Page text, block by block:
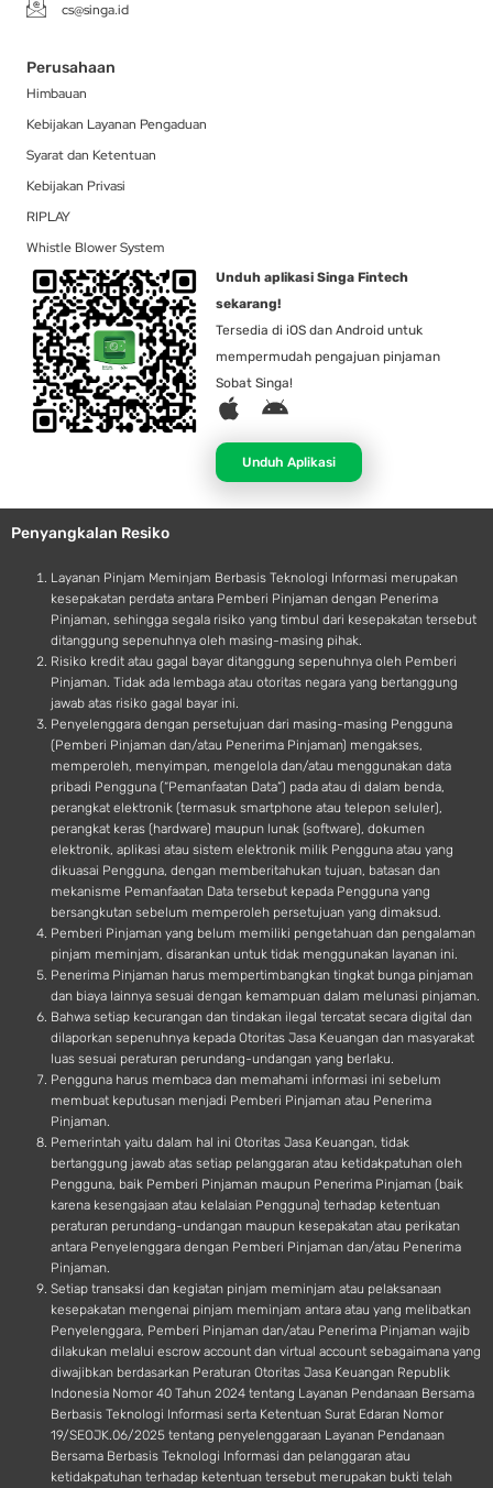
cs@singa.id
Perusahaan
Himbauan
Kebijakan Layanan Pengaduan
Syarat dan Ketentuan
Kebijakan Privasi
RIPLAY
Whistle Blower System
Unduh aplikasi Singa Fintech
sekarang!
Tersedia di iOS dan Android untuk
mempermudah pengajuan pinjaman
Sobat Singa!
A
p
l
e
A
d
r
o
d
Unduh Aplikasi
Penyangkalan Resiko
Layanan Pinjam Meminjam Berbasis Teknologi Informasi merupakan
kesepakatan perdata antara Pemberi Pinjaman dengan Penerima
Pinjaman, sehingga segala risiko yang timbul dari kesepakatan tersebut
ditanggung sepenuhnya oleh masing-masing pihak.
Risiko kredit atau gagal bayar ditanggung sepenuhnya oleh Pemberi
Pinjaman. Tidak ada lembaga atau otoritas negara yang bertanggung
jawab atas risiko gagal bayar ini.
Penyelenggara dengan persetujuan dari masing-masing Pengguna
(Pemberi Pinjaman dan/atau Penerima Pinjaman) mengakses,
memperoleh, menyimpan, mengelola dan/atau menggunakan data
pribadi Pengguna (“Pemanfaatan Data”) pada atau di dalam benda,
perangkat elektronik (termasuk smartphone atau telepon seluler),
perangkat keras (hardware) maupun lunak (software), dokumen
elektronik, aplikasi atau sistem elektronik milik Pengguna atau yang
dikuasai Pengguna, dengan memberitahukan tujuan, batasan dan
mekanisme Pemanfaatan Data tersebut kepada Pengguna yang
bersangkutan sebelum memperoleh persetujuan yang dimaksud.
Pemberi Pinjaman yang belum memiliki pengetahuan dan pengalaman
pinjam meminjam, disarankan untuk tidak menggunakan layanan ini.
Penerima Pinjaman harus mempertimbangkan tingkat bunga pinjaman
dan biaya lainnya sesuai dengan kemampuan dalam melunasi pinjaman.
Bahwa setiap kecurangan dan tindakan ilegal tercatat secara digital dan
dilaporkan sepenuhnya kepada Otoritas Jasa Keuangan dan masyarakat
luas sesuai peraturan perundang-undangan yang berlaku.
Pengguna harus membaca dan memahami informasi ini sebelum
membuat keputusan menjadi Pemberi Pinjaman atau Penerima
Pinjaman.
Pemerintah yaitu dalam hal ini Otoritas Jasa Keuangan, tidak
bertanggung jawab atas setiap pelanggaran atau ketidakpatuhan oleh
Pengguna, baik Pemberi Pinjaman maupun Penerima Pinjaman (baik
karena kesengajaan atau kelalaian Pengguna) terhadap ketentuan
peraturan perundang-undangan maupun kesepakatan atau perikatan
antara Penyelenggara dengan Pemberi Pinjaman dan/atau Penerima
Pinjaman.
Setiap transaksi dan kegiatan pinjam meminjam atau pelaksanaan
kesepakatan mengenai pinjam meminjam antara atau yang melibatkan
Penyelenggara, Pemberi Pinjaman dan/atau Penerima Pinjaman wajib
dilakukan melalui escrow account dan virtual account sebagaimana yang
diwajibkan berdasarkan Peraturan Otoritas Jasa Keuangan Republik
Indonesia Nomor 40 Tahun 2024 tentang Layanan Pendanaan Bersama
Berbasis Teknologi Informasi serta Ketentuan Surat Edaran Nomor
19/SEOJK.06/2025 tentang penyelenggaraan Layanan Pendanaan
Bersama Berbasis Teknologi Informasi dan pelanggaran atau
ketidakpatuhan terhadap ketentuan tersebut merupakan bukti telah